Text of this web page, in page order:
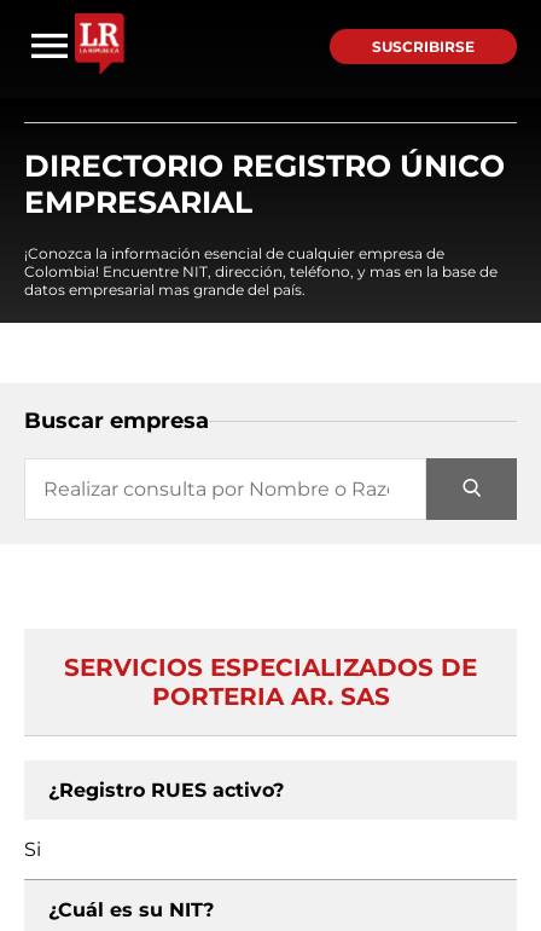
SUSCRIBIRSE
DIRECTORIO REGISTRO ÚNICO
EMPRESARIAL
¡Conozca la información esencial de cualquier empresa de
Colombia! Encuentre NIT, dirección, teléfono, y mas en la base de
datos empresarial mas grande del país.
Buscar empresa
SERVICIOS ESPECIALIZADOS DE
PORTERIA AR. SAS
¿Registro RUES activo?
Si
¿Cuál es su NIT?